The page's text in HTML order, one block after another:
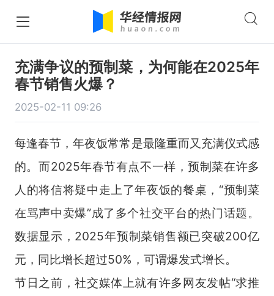
充满争议的预制菜，为何能在2025年
春节销售火爆？
2025-02-11 09:26
每逢春节，年夜饭常常是最隆重而又充满仪式感
的。而2025年春节有点不一样，预制菜在许多
人的将信将疑中走上了年夜饭的餐桌，“预制菜
在骂声中卖爆”成了多个社交平台的热门话题。
数据显示，2025年预制菜销售额已突破200亿
元，同比增长超过50%，可谓爆发式增长。
节日之前，社交媒体上就有许多网友发帖“求推